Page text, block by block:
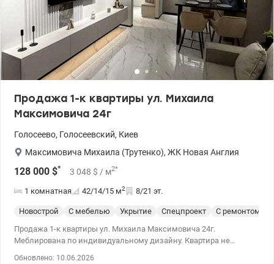
Продажа 1-к квартиры ул. Михаила
Максимовича 24г
Голосеево, Голосеевский, Киев
Максимовича Михаила (Трутенко), ЖК Новая Англия
128 000 $* 3 048 $ / м2*
1 комнатная 42/14/15 м2 8/21 эт.
Новострой С мебелью Укрытие Спецпроект
С ремонтом
Продажа 1-к квартиры ул. Михаила Максимовича 24г.
Меблирована по индивидуальному дизайну. Квартира не
Обновлено: 10.06.2026